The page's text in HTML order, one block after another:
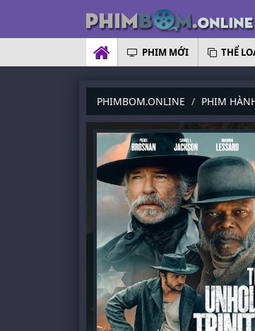
PHIM MỚI THỂ
PHIMBOM.ONLINE PHIM